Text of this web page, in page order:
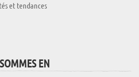
et tendances
EN